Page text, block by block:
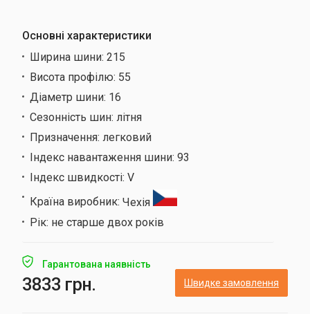
Основні характеристики
Ширина шини: 215
Висота профілю: 55
Діаметр шини: 16
Сезонність шин: літня
Призначення: легковий
Індекс навантаження шини: 93
Індекс швидкості: V
Країна виробник: Чехія
Рік: не старше двох років
Гарантована наявність
3833 грн. Швидке замовлення